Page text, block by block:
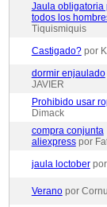
Jaula obligatoria
todos los
Tiquismiquis
Castigado? por
dormir enjaulado
JAVIER
Prohibido usar
Dimack
compra conjunta
aliexpress por
jaula loctober
Verano por